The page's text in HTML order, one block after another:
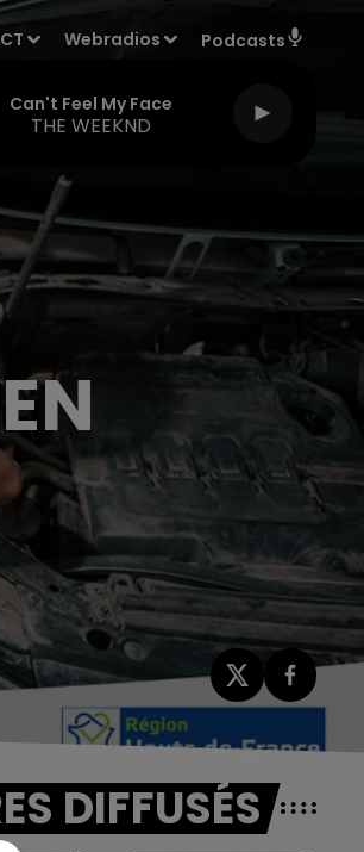
Webradios Podcasts
Can't Feel My Face
THE WEEKND
DIFFUSÉS